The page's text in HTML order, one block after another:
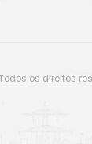
os direitos